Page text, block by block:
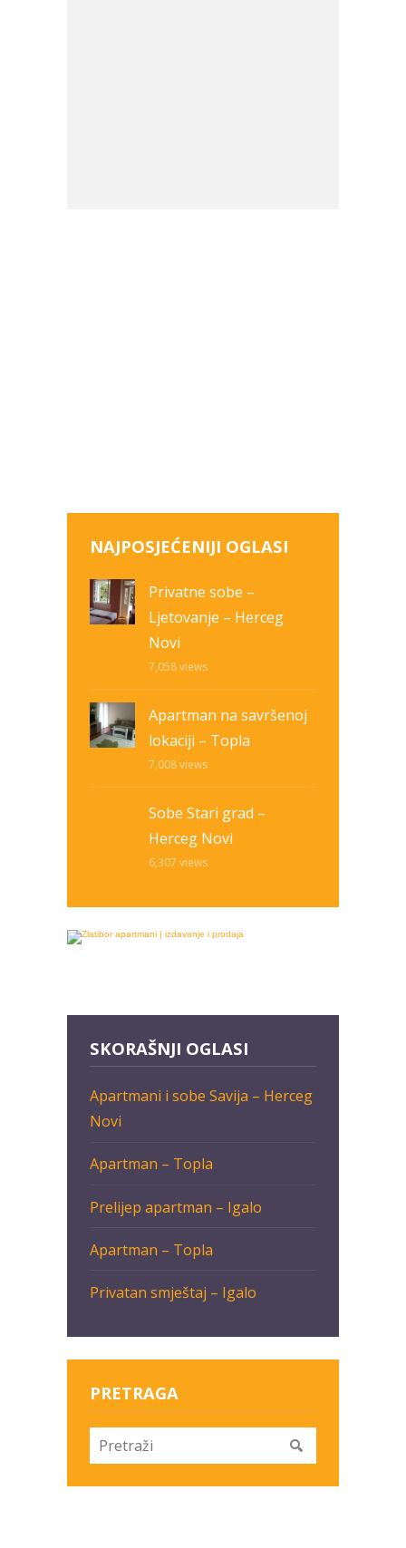
NAJPOSJEĆENIJI OGLASI
Privatne sobe –
Ljetovanje – Herceg
Novi
7,058views
Apartman na savršenoj
lokaciji – Topla
7,008views
Sobe Stari grad –
Herceg Novi
6,307 views
SKORAŠNJI OGLASI
Apartmani i sobe Savija – Herceg
Novi
Apartman – Topla
Prelijep apartman – Igalo
Apartman – Topla
Privatan smještaj – Igalo
PRETRAGA